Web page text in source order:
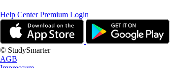
Help CenterPremium Login
© StudySmarter
AGB